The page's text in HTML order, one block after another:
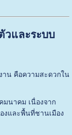
วและระบบ
น คือความสะดวกใน
มนาคม เนื่องจาก
งและพื้นที่ชานเมือง